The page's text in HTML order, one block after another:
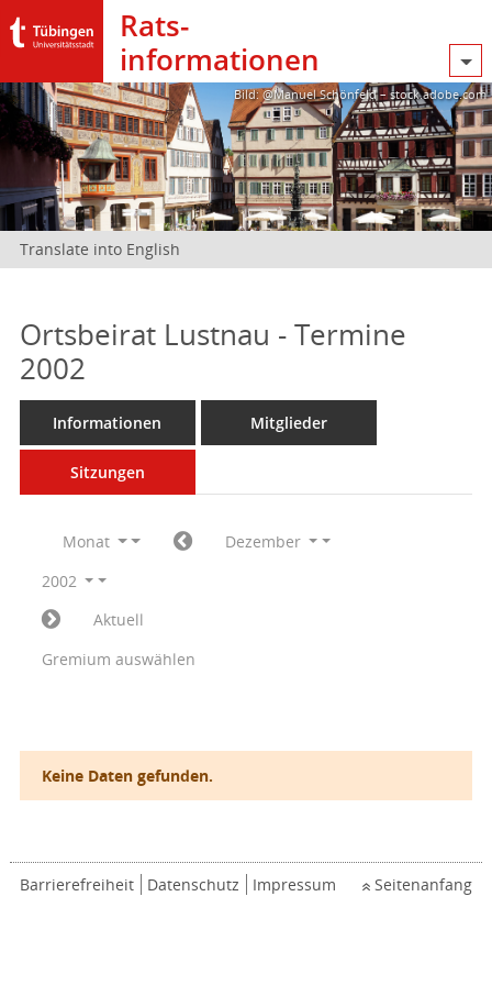
Rats­
informationen
Bild: @Manuel Schönfeld – stock.adobe.com
Translate into English
Ortsbeirat Lustnau - Termine
2002
Informationen Mitglieder
Sitzungen
Monat
Dezember
2002
Aktuell
Gremium auswählen
Keine Daten gefunden.
Barrierefreiheit Datenschutz Impressum Seitenanfang